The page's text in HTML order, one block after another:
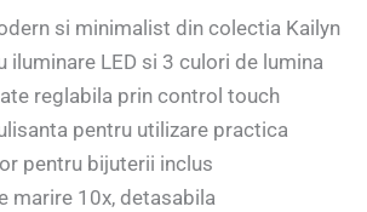
si minimalist din colectia Kailyn
iluminare LED si 3 culori de lumina
reglabila prin control touch
pentru utilizare practica
pentru bijuterii inclus
marire 10x, detasabila